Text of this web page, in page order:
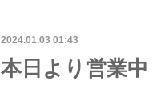
2024.01.03 01:43
本日より営業中